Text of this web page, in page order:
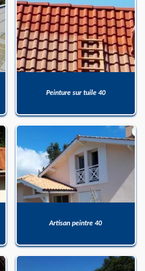
Peinture sur tuile 40
Artisan peintre 40